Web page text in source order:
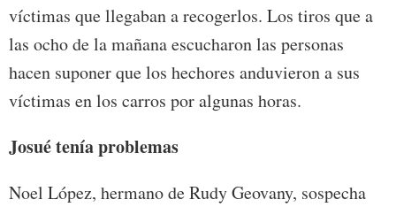
víctimas que llegaban a recogerlos. Los tiros que a
las ocho de la mañana escucharon las personas
hacen suponer que los hechores anduvieron a sus
víctimas en los carros por algunas horas.
Josué tenía problemas
Noel López, hermano de Rudy Geovany, sospecha